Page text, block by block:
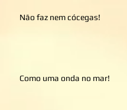
Não faz nem cócegas!
Como uma onda no mar!